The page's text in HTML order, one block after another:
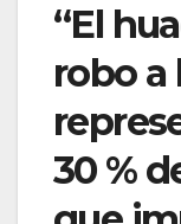
“El
robo a
30 %